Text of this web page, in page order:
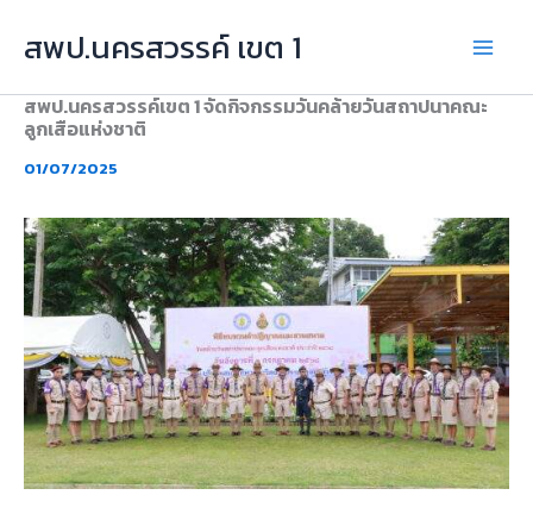
สพป.นครสวรรค์ เขต 1
สพป.นครสวรรค์เขต 1 จัดกิจกรรมวันคล้ายวันสถาปนาคณะ
ลูกเสือแห่งชาติ
01/07/2025